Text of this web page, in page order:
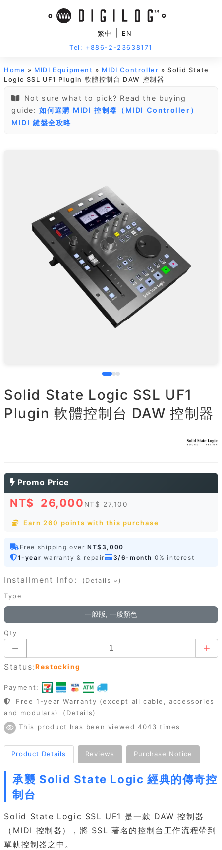
繁中
EN
Tel: +886-2-23638171
Home » MIDI Equipment » MIDI Controller » Solid State
Logic SSL UF1 Plugin 軟體控制台 DAW 控制器
Not sure what to pick? Read the buying
guide: 如何選購 MIDI 控制器（MIDI Controller）
MIDI 鍵盤全攻略
Solid State Logic SSL UF1
Plugin 軟體控制台 DAW 控制器
Promo Price
NT$ 26,000NT$ 27,100
Earn 260 points with this purchase
Free shipping overNT$3,000
1-year warranty & repair 3/6-month 0% interest
Installment Info: (Details )
Type
一般版, 一般顏色
Qty
Status:Restocking
Payment:
Free 1-year Warranty (except all cable, accessories
and modulars)
(Details)
This product has been viewed 4043 times
Product Details Reviews Purchase Notice
承襲 Solid State Logic 經典的傳奇控
制台
Solid State Logic SSL UF1 是一款 DAW 控制器
（MIDI 控制器），將 SSL 著名的控制台工作流程帶到
單軌控制器之中。